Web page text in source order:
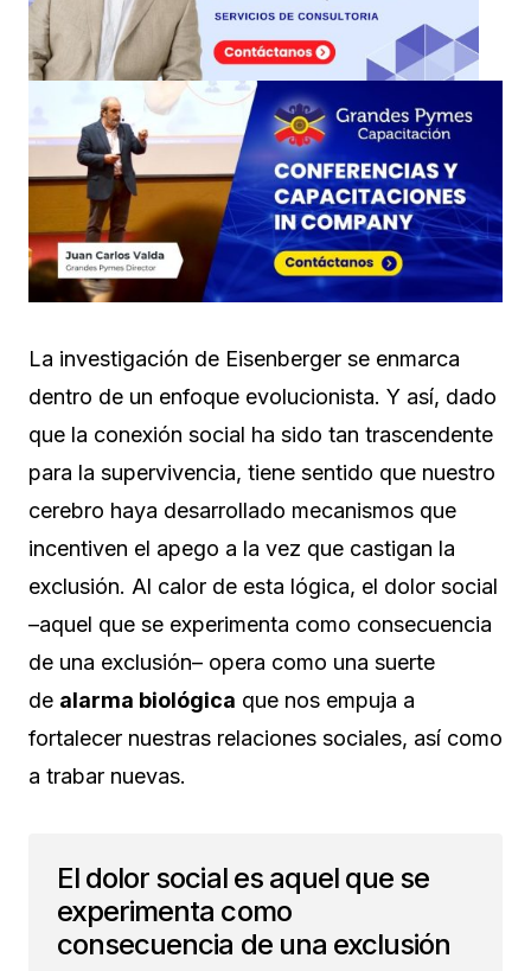
La investigación de Eisenberger se enmarca
dentro de un enfoque evolucionista. Y así, dado
que la conexión social ha sido tan trascendente
para la supervivencia, tiene sentido que nuestro
cerebro haya desarrollado mecanismos que
incentiven el apego a la vez que castigan la
exclusión. Al calor de esta lógica, el dolor social
–aquel que se experimenta como consecuencia
de una exclusión– opera como una suerte
de alarma biológica que nos empuja a
fortalecer nuestras relaciones sociales, así como
a trabar nuevas.
El dolor social es aquel que se
experimenta como
consecuencia de una exclusión